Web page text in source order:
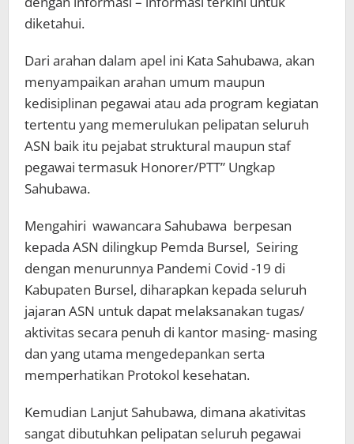
diketahui.
Dari arahan dalam apel ini Kata Sahubawa, akan
menyampaikan arahan umum maupun
kedisiplinan pegawai atau ada program kegiatan
tertentu yang memerulukan pelipatan seluruh
ASN baik itu pejabat struktural maupun staf
pegawai termasuk Honorer/PTT” Ungkap
Sahubawa.
Mengahiri wawancara Sahubawa berpesan
kepada ASN dilingkup Pemda Bursel, Seiring
dengan menurunnya Pandemi Covid -19 di
Kabupaten Bursel, diharapkan kepada seluruh
jajaran ASN untuk dapat melaksanakan tugas/
aktivitas secara penuh di kantor masing- masing
dan yang utama mengedepankan serta
memperhatikan Protokol kesehatan.
Kemudian Lanjut Sahubawa, dimana akativitas
sangat dibutuhkan pelipatan seluruh pegawai